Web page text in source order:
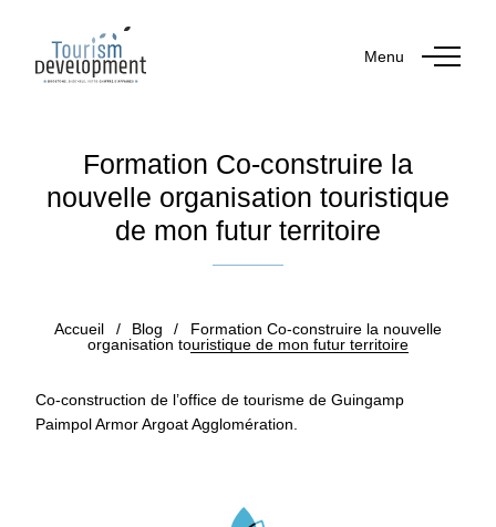
Menu
Formation Co-construire la
nouvelle organisation touristique
de mon futur territoire
Accueil / Blog /
Formation Co-construire la nouvelle
organisation touristique de mon futur territoire
Co-construction de l’office de tourisme de Guingamp
Paimpol Armor Argoat Agglomération.